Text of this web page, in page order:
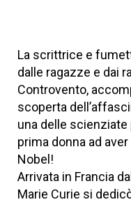
La scrittrice e
dalle ragazze e dai
Controvento,
scoperta
una delle
prima donna ad
Nobel!
Arrivata in Francia
Marie Curie si